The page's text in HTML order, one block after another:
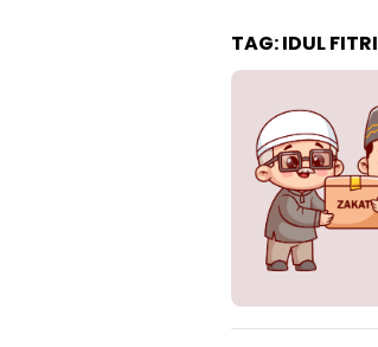
TAG:IDUL FITRI